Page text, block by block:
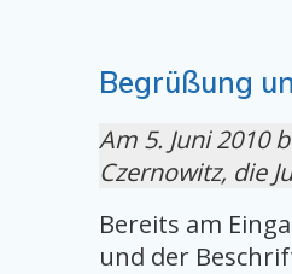
Begrüßung
Am 5. Juni 2010
Czernowitz, die
Bereits am
und der